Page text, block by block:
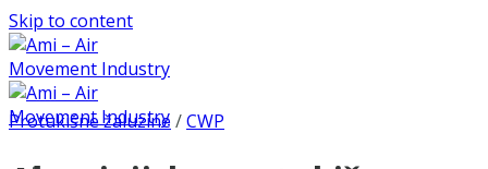
Skip to content
Protukišne žaluzine /CWP